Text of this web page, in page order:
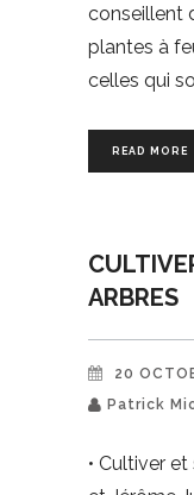
conseillent
plantes à
celles qui
READ MORE
ARBRES
20
Patrick
• Cultiver